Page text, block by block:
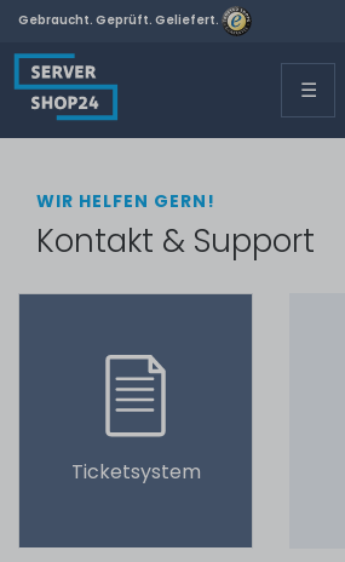
Gebraucht. Geprüft. Geliefert.
☰
WIR HELFEN GERN!
Kontakt & Support
Ticketsystem